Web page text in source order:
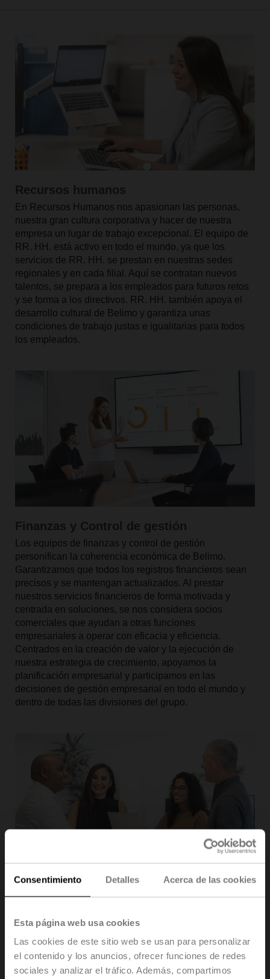
Consentimiento Detalles Acerca de las cookies
Esta página web usa cookies
Las cookies de este sitio web se usan para personalizar
el contenido y los anuncios, ofrecer funciones de redes
sociales y analizar el tráfico. Además, compartimos
Recursos humanos
En Recursos Humanos nos apasionan las personas,
nuestra gran cultura corporativa y hacer de nuestra
empresa un lugar de trabajo excepcional. El equipo de
RR. HH. está activo en todo el mundo, ya que los
servicios de RR. HH. se prestan en nuestras sedes
regionales y en cada filial. Aquí se contratan nuevos
talentos, se prepara a los empleados para futuros retos
y se forma a los directivos. RR. HH. también apoya el
desarrollo cultural de Belimo y garantiza unas
condiciones de trabajo justas e igualitarias para todos
los empleados.
Finanzas y Control de gestión
Los equipos de finanzas y control de gestión
personifican la coherencia económica de Belimo.
Garantizamos que todos los registros financieros sean
precisos y se mantengan actualizados. Al prestar
nuestros servicios financieros de forma motivada y
centrada en soluciones, se nos considera socios
comerciales que ayudan a otras funciones
empresariales a operar con eficacia y eficiencia.
Centrados en la creación de valor y la ejecución de
nuestra estrategia de crecimiento, apoyamos la
planificación empresarial y participamos en las
decisiones de gestión empresarial en todo el mundo y
dentro de todas las divisiones del grupo.
desarrollar su actividad en este mundo moderno. Los
hasta el dispositivo móvil, funcione a la perfección y que
nuestros empleados reciban asistencia en todo el
mundo. Además, son responsables de la configuración